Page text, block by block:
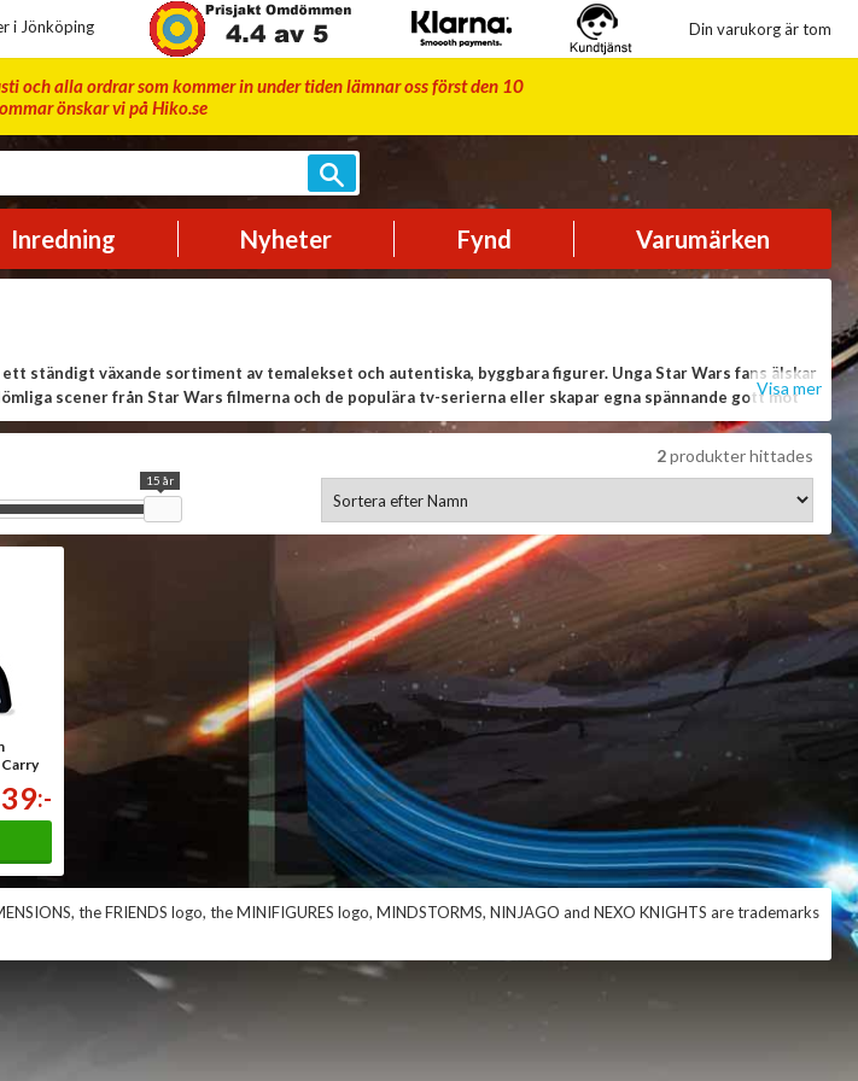
i Jönköping Din varukorg är tom
och alla ordrar som kommer in under tiden lämnar oss först den 10
önskar vi på Hiko.se
Inredning Nyheter Fynd Varumärken
ständigt växande sortiment av temalekset och autentiska, byggbara figurer. Unga Star Wars fans älskar
scener från Star Wars filmerna och de populära tv-serierna eller skapar egna spännande gott mot
Visa mer
15 år
2produkter hittades
:-
the FRIENDS logo, the MINIFIGURES logo, MINDSTORMS, NINJAGO and NEXO KNIGHTS are trademarks